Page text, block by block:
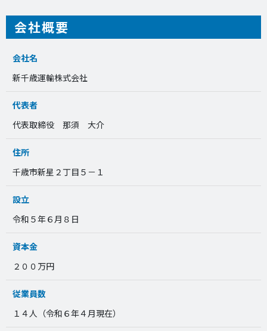
会社概要
会社名
新千歳運輸株式会社
代表者
代表取締役 那須 大介
住所
千歳市新星２丁目５－１
設立
令和５年６月８日
資本金
２００万円
従業員数
１４人（令和６年４月現在）